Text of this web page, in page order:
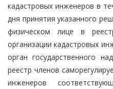
кадастровых инженеров в
дня принятия указанного
физическом лице в
организации кадастровых
орган государственного
реестр членов
инженеров